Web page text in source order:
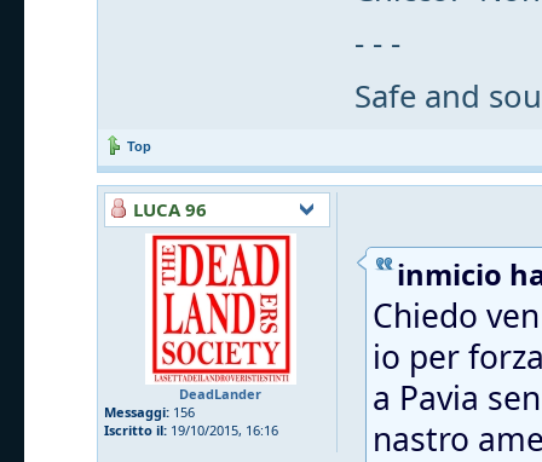
- - -
Safe and
Top
LUCA 96
DeadLander
Messaggi: 156
Iscritto il: 19/10/2015, 16:16
inmicio
Chiedo
io per
a Pavia
nastro